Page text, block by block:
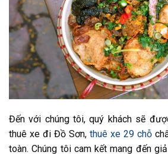
Đến với chúng tôi, quý khách sẽ
thuê xe đi Đồ Sơn, thuê xe 29 chỗ
toàn. Chúng tôi cam kết mang đến